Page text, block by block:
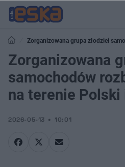
Zorganizowana grupa złodziei
Polski i Niemiec
Zorganizowana
samochodów
na terenie Polski
2026-05-13 10:01